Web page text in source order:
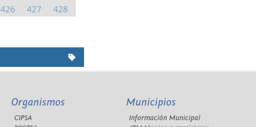
426 427
428
Organismos
CIPSA
Municipios
Información Municipal